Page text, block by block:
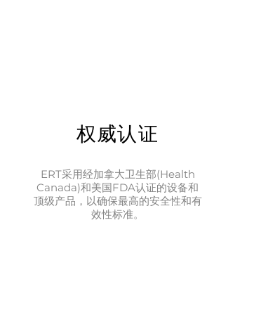
权威认证
ERT采用经加拿大卫生部(Health
Canada)和美国FDA认证的设备和
顶级产品，以确保最高的安全性和有
效性标准。